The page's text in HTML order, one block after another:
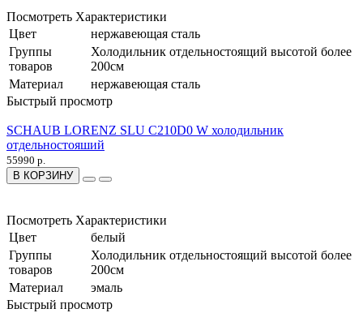
Посмотреть Характеристики
Цвет
нержавеющая сталь
Группы
товаров
Холодильник отдельностоящий высотой более
200см
Материал
нержавеющая сталь
Быстрый просмотр
SCHAUB LORENZ SLU C210D0 W холодильник
отдельностояший
55990 р.
В КОРЗИНУ
Посмотреть Характеристики
Цвет
белый
Группы
товаров
Холодильник отдельностоящий высотой более
200см
Материал
эмаль
Быстрый просмотр